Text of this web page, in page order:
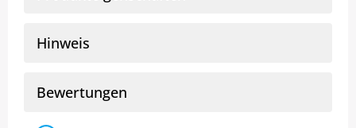
Hinweis
Bewertungen